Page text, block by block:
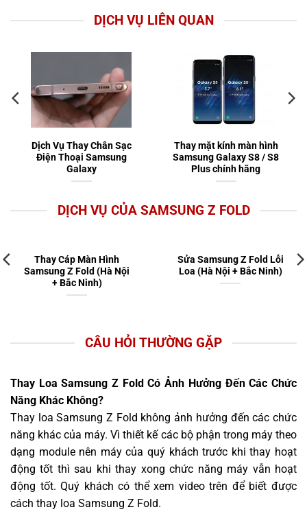
DỊCH VỤ LIÊN QUAN
Dịch Vụ Thay Chân Sạc
Điện Thoại Samsung
Galaxy
Thay mặt kính màn hình
Samsung Galaxy S8 / S8
Plus chính hãng
DỊCH VỤ CỦA SAMSUNG Z FOLD
Thay Cáp Màn Hình
Samsung Z Fold (Hà Nội
+ Bắc Ninh)
Sửa Samsung Z Fold Lỗi
Loa (Hà Nội + Bắc Ninh)
CÂU HỎI THƯỜNG GẶP
Thay Loa Samsung Z Fold Có Ảnh Hưởng Đến Các Chức
Năng Khác Không?
Thay loa Samsung Z Fold không ảnh hưởng đến các chức
năng khác của máy. Vì thiết kế các bộ phận trong máy theo
dạng module nên máy của quý khách trước khi thay hoạt
động tốt thì sau khi thay xong chức năng máy vẫn hoạt
động tốt. Quý khách có thể xem video trên để biết được
cách thay loa Samsung Z Fold.